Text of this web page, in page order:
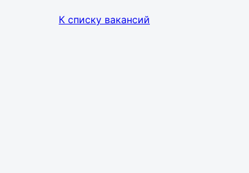
К списку вакансий